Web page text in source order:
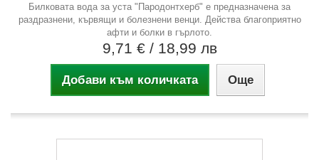
Билковата вода за уста "Пародонтхерб" е предназначена за
раздразнени, кървящи и болезнени венци. Действа благоприятно
афти и болки в гърлото.
9,71 € / 18,99 лв
Добави към количката Още